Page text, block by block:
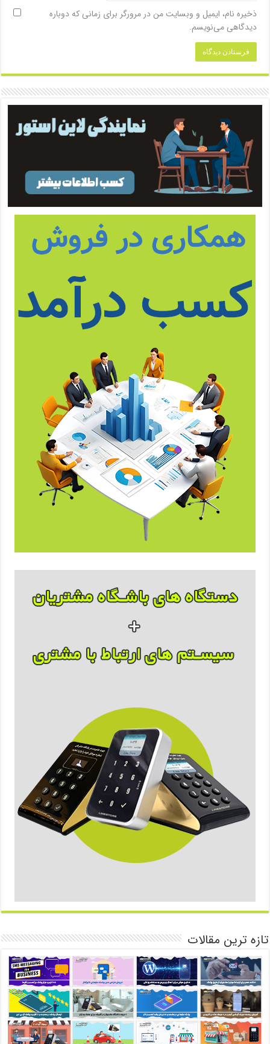
ذخیره نام، ایمیل و وبسایت من در مرورگر برای زمانی که دوباره
دیدگاهی می‌نویسم.
تازه ترین مقالات